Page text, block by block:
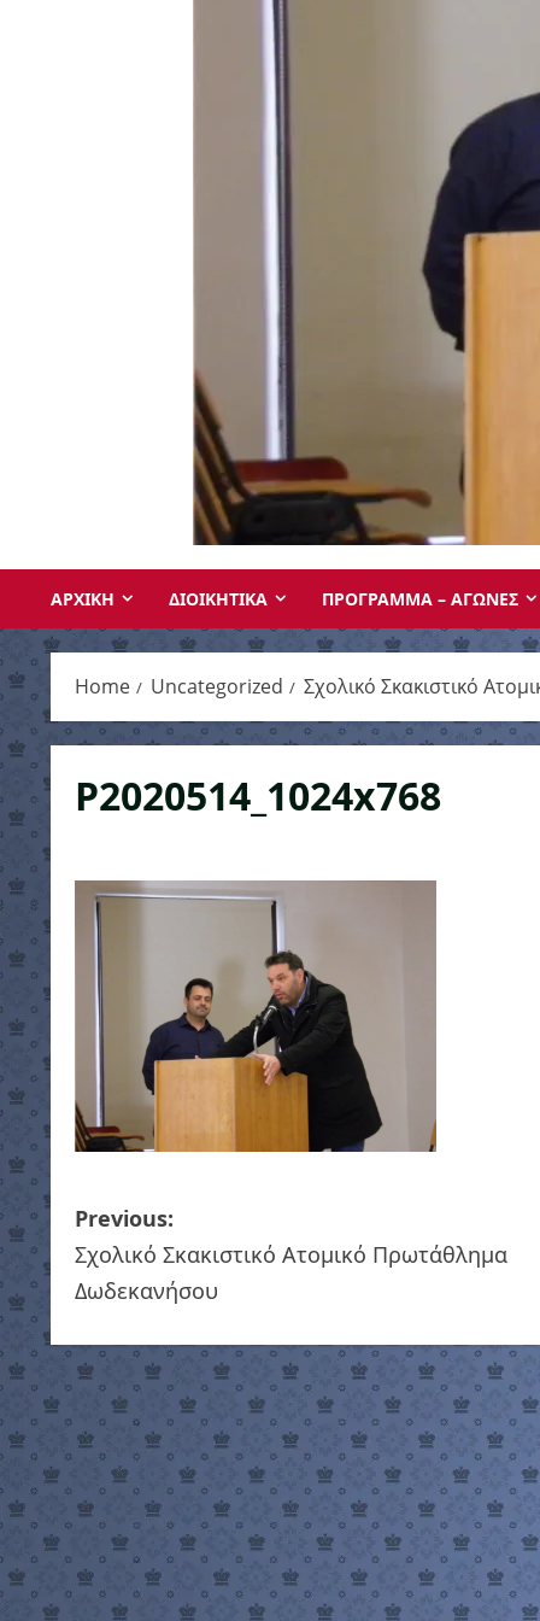
ΑΡΧΙΚΗ ΔΙΟΙΚΗΤΙΚΑ ΠΡΟΓΡΑΜΜΑ – ΑΓΩΝΕΣ
Home Uncategorized Σχολικό Σκακιστικό
P2020514_1024x768
P
o
t
n
v
i
Previous:
Σχολικό Σκακιστικό Ατομικό Πρωτάθλημα
Δωδεκανήσου